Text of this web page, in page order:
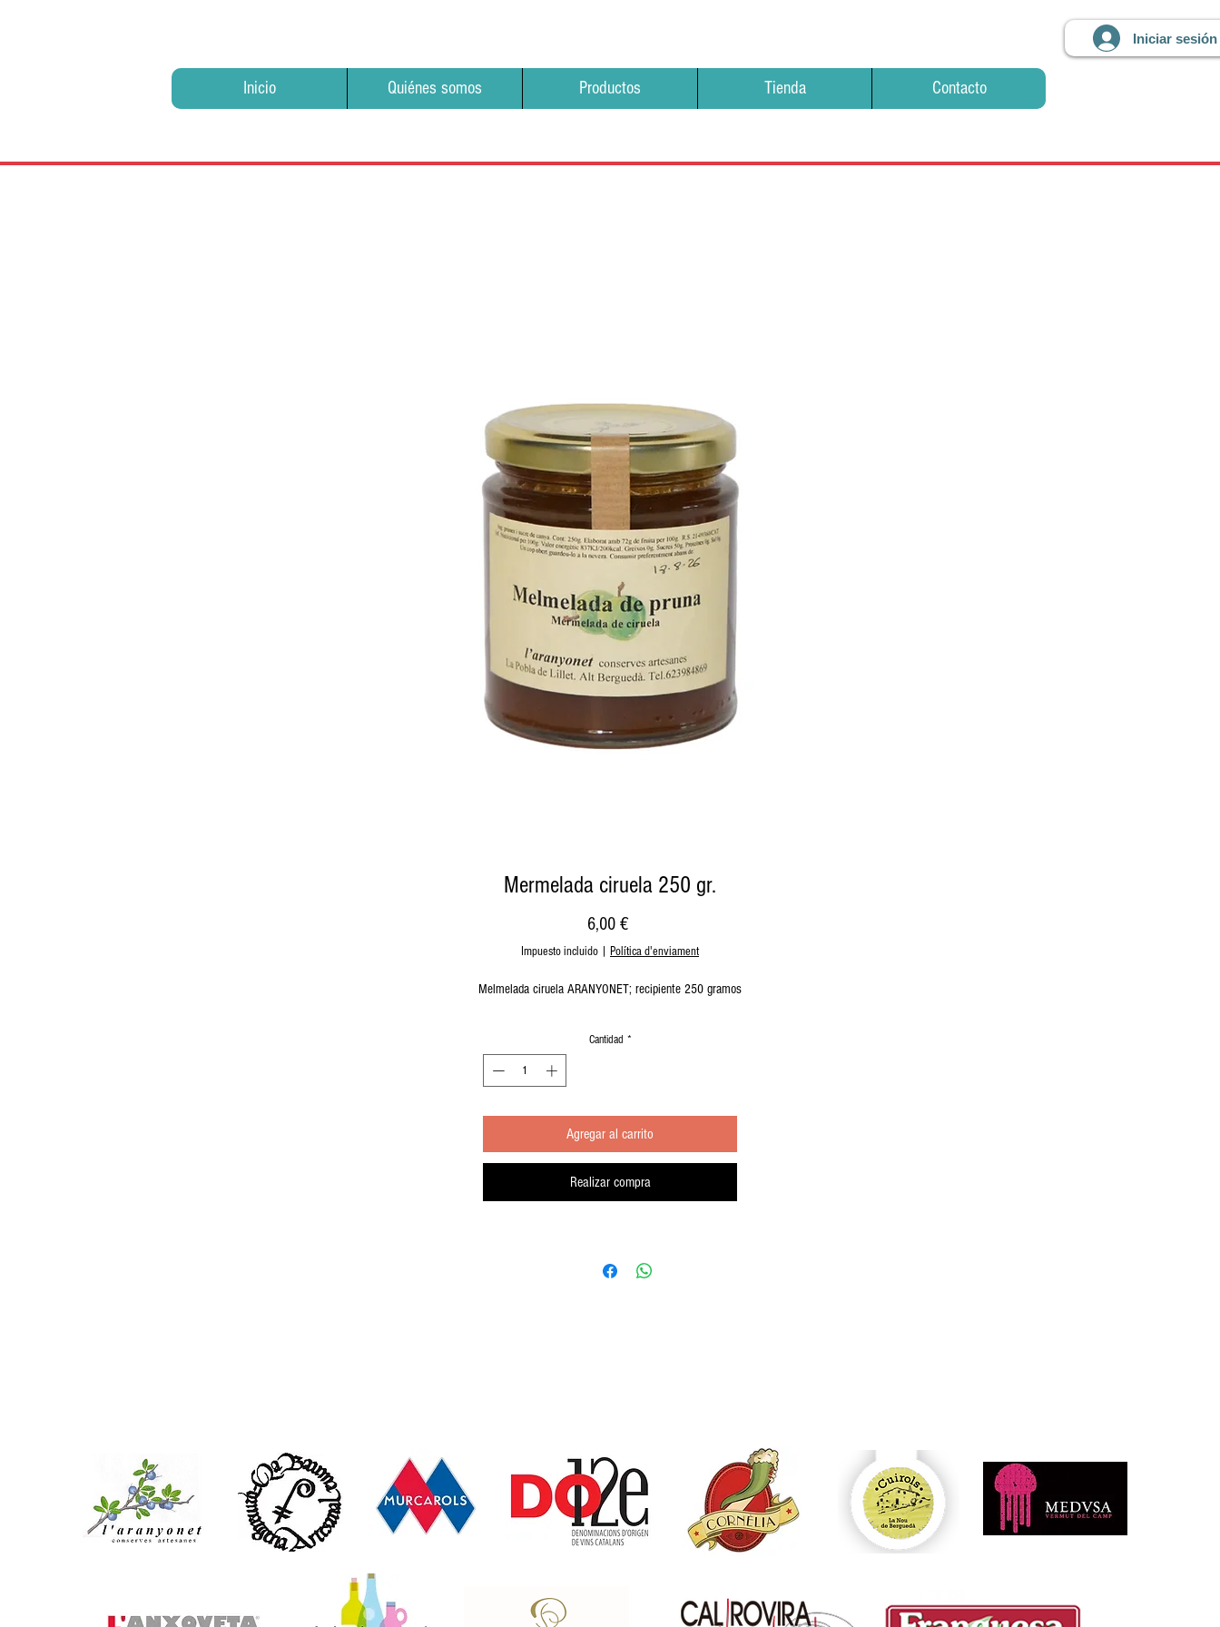
Iniciar sesión
Inicio Quiénes somos Productos Tienda Contacto
Mermelada ciruela 250 gr.
6,00 €Precio
Impuesto incluido Política d'enviament
Melmelada ciruela ARANYONET; recipiente 250 gramos
Cantidad *
Agregar al carrito
Realizar compra